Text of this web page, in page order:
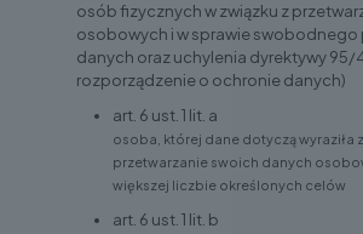
osób fizycznych w związku z
osobowych i w sprawie swobodnego
danych oraz uchylenia dyrektywy
rozporządzenie o ochronie danych)
art. 6 ust. 1 lit. a
osoba, której dane dotyczą wyraziła
przetwarzanie swoich danych
większej liczbie określonych celów
art. 6 ust. 1 lit. b